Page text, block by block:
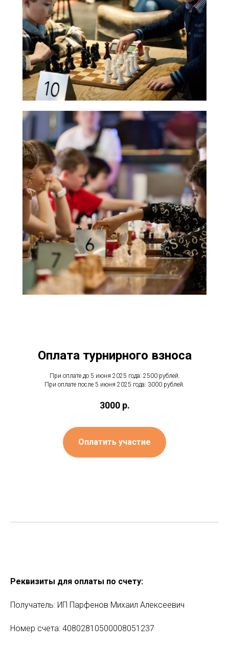
Оплата турнирного взноса
При оплате до 5 июня 2025 года: 2500 рублей.
При оплате после 5 июня 2025 года: 3000 рублей.
3000 р.
Оплатить участие
Реквизиты для оплаты по счету:
Получатель: ИП Парфенов Михаил Алексеевич
Номер счета: 40802810500008051237